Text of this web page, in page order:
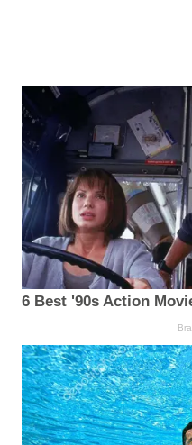
6 Best '90s Action